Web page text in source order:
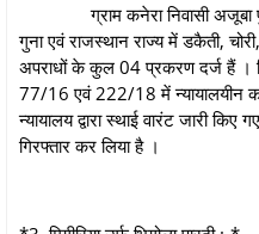
ग्राम कनेरा निवासी अजूबा
गुना एवं राजस्थान राज्य में डकैती,
अपराधों के कुल 04 प्रकरण दर्ज हैं ।
77/16 एवं 222/18 में न्यायालयीन
न्यायालय द्वारा स्थाई वारंट जारी
गिरफ्तार कर लिया है ।